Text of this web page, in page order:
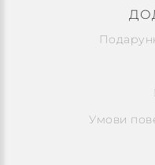
Умови